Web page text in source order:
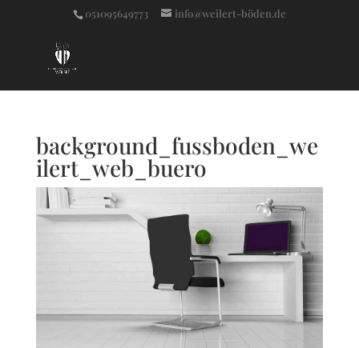
051095649773 info@weilert-böden.de
background_fussboden_we
ilert_web_buero